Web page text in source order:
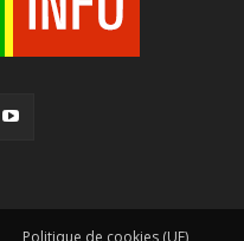
Politique de cookies (UE)